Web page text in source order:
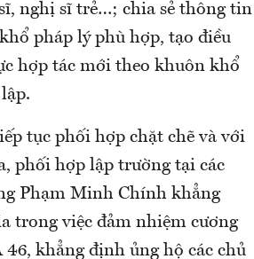
nghị sĩ trẻ…; chia sẻ thông tin
pháp lý phù hợp, tạo điều
hợp tác mới theo khuôn khổ
tục phối hợp chặt chẽ và với
phối hợp lập trường tại các
Phạm Minh Chính khẳng
trong việc đảm nhiệm cương
khẳng định ủng hộ các chủ